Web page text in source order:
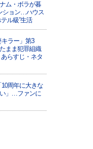
ム・ボラが暮
ション…ハウス
ル級”生活
ラー」第3
まま犯罪組織
らすじ・ネタ
10周年に大きな
」…ファンに